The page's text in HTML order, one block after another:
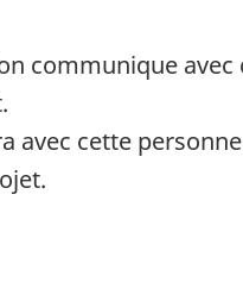
communique
cette